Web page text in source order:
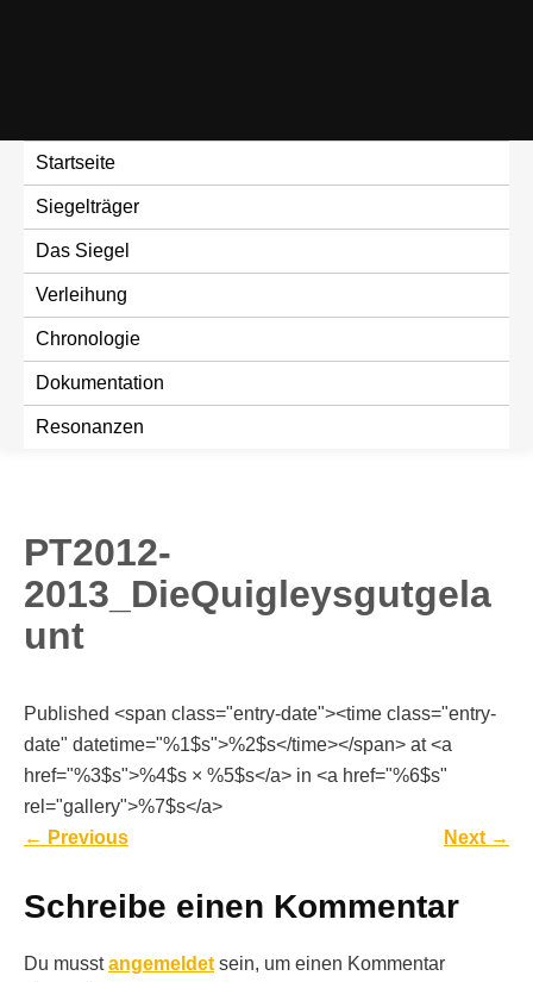
Startseite
Siegelträger
Das Siegel
Verleihung
Chronologie
Dokumentation
Resonanzen
PT2012-
2013_DieQuigleysgutgela
unt
Published <span class="entry-date"><time class="entry-
date" datetime="%1$s">%2$s</time></span> at <a
href="%3$s">%4$s × %5$s</a> in <a href="%6$s"
rel="gallery">%7$s</a>
← Previous Next →
Schreibe einen Kommentar
Du musstangemeldet sein, um einen Kommentar